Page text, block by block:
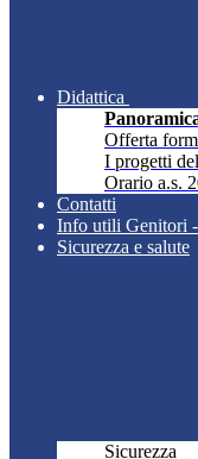
Didattica
Offerta
I progetti
Orario a.s.
Contatti
Info utili Genitori
Sicurezza e salute
Sicurezza